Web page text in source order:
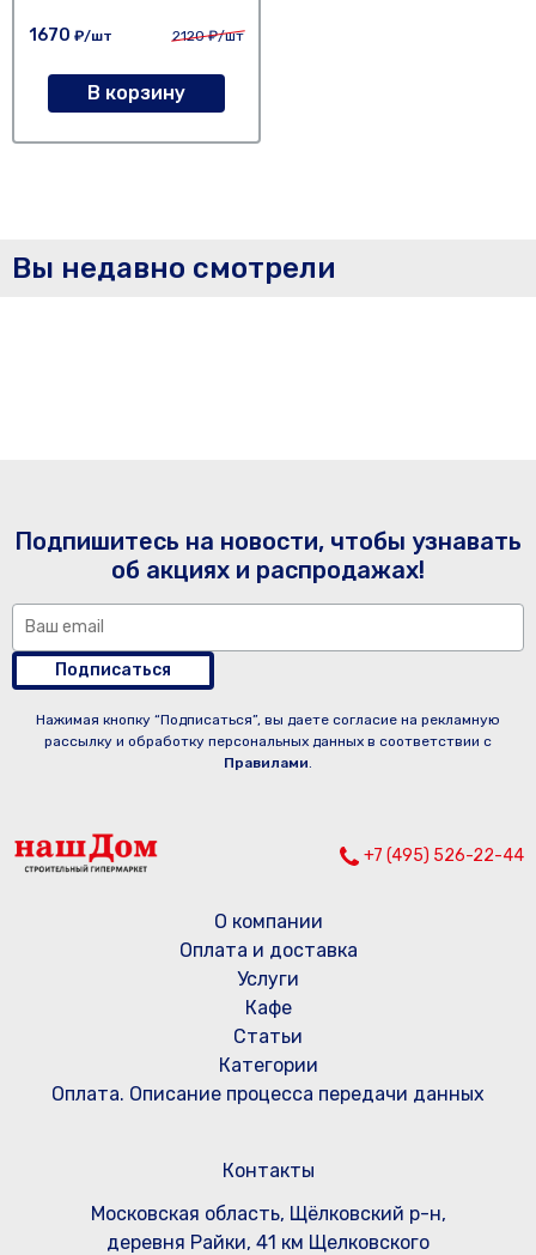
1670 ₽/шт 2120₽/шт
В корзину
Вы недавно смотрели
Подпишитесь на новости, чтобы узнавать
об акциях и распродажах!
Подписаться
Нажимая кнопку “Подписаться”, вы даете согласие на рекламную
рассылку и обработку персональных данных в соответствии с
Правилами.
+7 (495) 526-22-44
О компании
Оплата и доставка
Услуги
Кафе
Статьи
Категории
Оплата. Описание процесса передачи данных
Контакты
Московская область, Щёлковский р-н,
деревня Райки, 41 км Щелковского